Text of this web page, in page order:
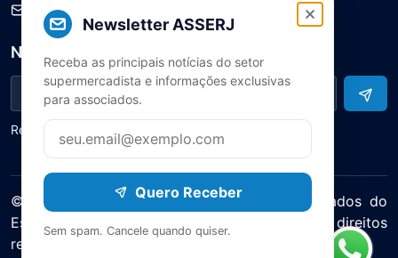
Newsletter ASSERJ
Receba as principais notícias do setor
supermercadista e informações exclusivas
para associados.
Quero Receber
Sem spam. Cancele quando quiser.
saa@asserj.com.br
Newsletter
Receba notícias e atualizações do setor
© 2025 ASERJ – Associação de Supermercados do
Estado do Rio de Janeiro. Todos os direitos
reservados.